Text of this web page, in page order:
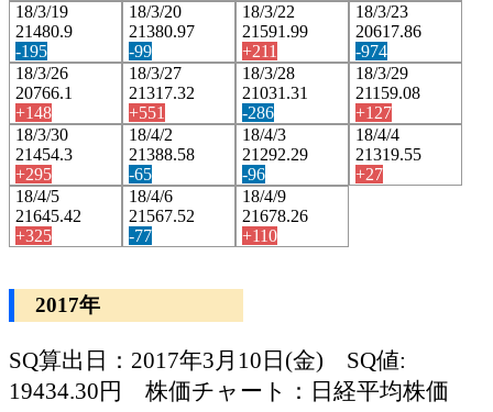
18/3/19
21480.9
-195
18/3/20
21380.97
-99
18/3/22
21591.99
+211
18/3/23
20617.86
-974
18/3/26
20766.1
+148
18/3/27
21317.32
+551
18/3/28
21031.31
-286
18/3/29
21159.08
+127
18/3/30
21454.3
+295
18/4/2
21388.58
-65
18/4/3
21292.29
-96
18/4/4
21319.55
+27
18/4/5
21645.42
+325
18/4/6
21567.52
-77
18/4/9
21678.26
+110
2017年
SQ算出日：2017年3月10日(金) SQ値:
19434.30円 株価チャート：日経平均株価